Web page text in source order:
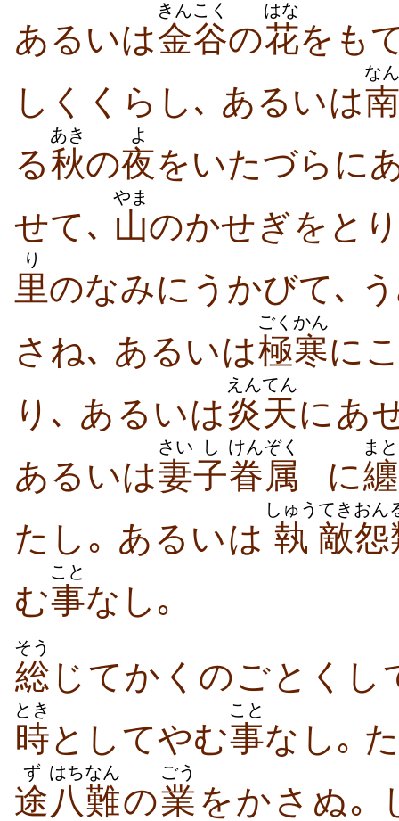
あるいは金谷
きんこく
の花
はな
をも
しくくらし､ あるいは
な
る秋
あき
の夜
よ
をいたづらに
せて､ 山
やま
のかせぎをと
里
り
のなみにうかびて､
さね､ あるいは極寒
ごくかん
に
り､ あるいは炎天
えんてん
にあ
あるいは妻
さい
子
し
眷属
けんぞく
に纏
まと
たし｡ あるいは 執
しゅう
敵
てき
怨
おん
む事
こと
なし｡
総
そう
じてかくのごとく
時
とき
としてやむ事
こと
なし｡
途
ず
八難
はちなん
の業
ごう
をかさぬ｡